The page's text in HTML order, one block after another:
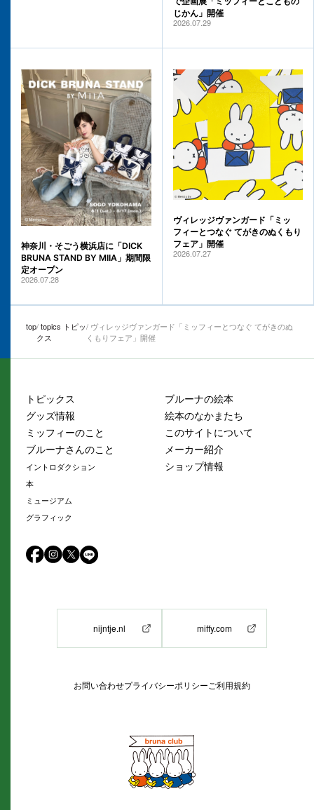
じかん」開催
2026.07.29
神奈川・そごう横浜店に「DICK
BRUNA STAND BY MIIA」期間限
定オープン
2026.07.28
ヴィレッジヴァンガード「ミッ
フィーとつなぐ てがきのぬくもり
フェア」開催
2026.07.27
top topics トピッ
クス
ヴィレッジヴァンガード「ミッフィーとつなぐ てがきのぬ
くもりフェア」開催
トピックス
グッズ情報
ミッフィーのこと
ブルーナさんのこと
イントロダクション
本
ミュージアム
グラフィック
ブルーナの絵本
絵本のなかまたち
このサイトについて
メーカー紹介
ショップ情報
nijntje.nl miffy.com
お問い合わせプライバシーポリシー ご利用規約